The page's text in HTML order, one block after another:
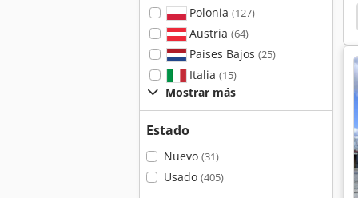
Polonia (127)
Austria (64)
Países Bajos (25)
Italia (15)
Mostrar más
Estado
Nuevo (31)
Usado (405)
Cargador Caterpillar 229